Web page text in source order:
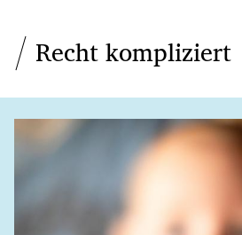
Recht kompliziert